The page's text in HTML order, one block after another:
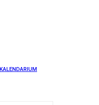
KALENDARIUM